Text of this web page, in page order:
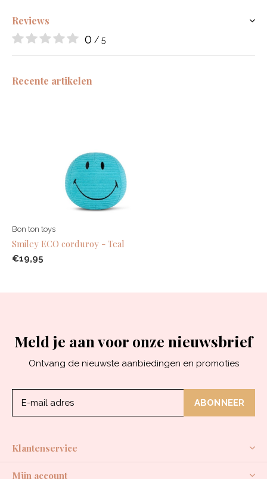
Reviews
0 / 5
Recente artikelen
Bon ton toys
Smiley ECO corduroy - Teal
€19,95
Meld je aan voor onze nieuwsbrief
Ontvang de nieuwste aanbiedingen en promoties
ABONNEER
Klantenservice
Mijn account